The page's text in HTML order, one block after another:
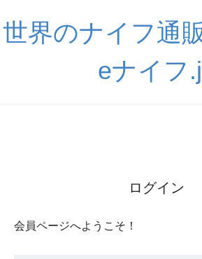
世界のナイフ通
eナイフ
ログイン
会員ページへようこそ！